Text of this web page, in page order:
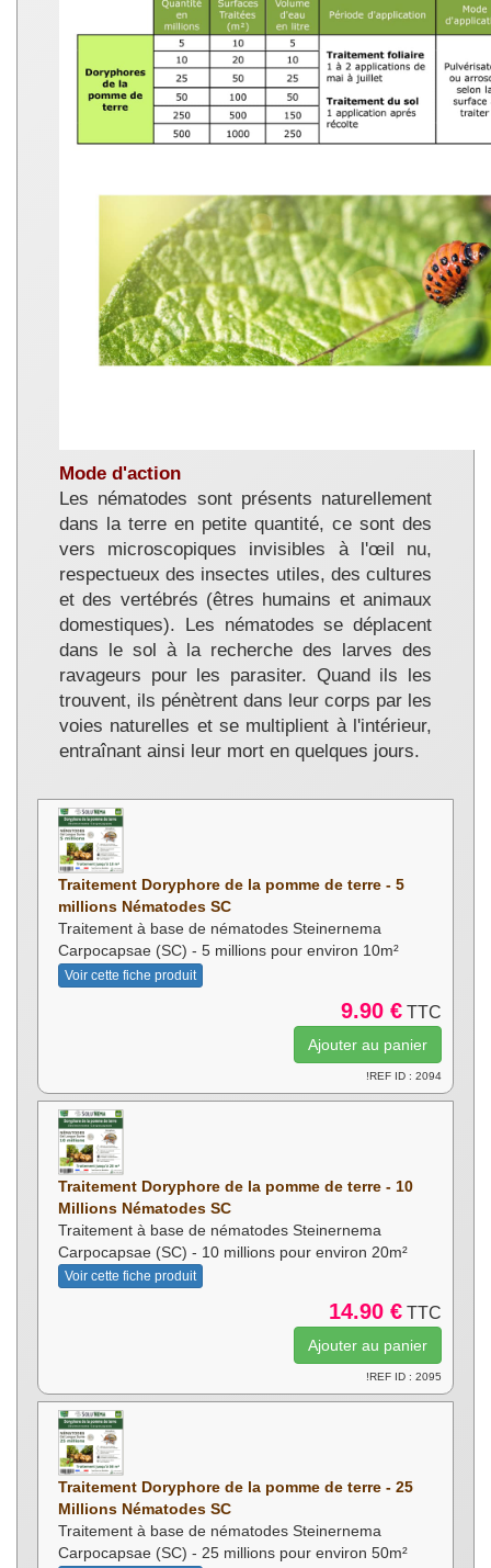
Mode d'action
Les nématodes sont présents naturellement
dans la terre en petite quantité, ce sont des
vers microscopiques invisibles à l'œil nu,
respectueux des insectes utiles, des cultures
et des vertébrés (êtres humains et animaux
domestiques). Les nématodes se déplacent
dans le sol à la recherche des larves des
ravageurs pour les parasiter. Quand ils les
trouvent, ils pénètrent dans leur corps par les
voies naturelles et se multiplient à l'intérieur,
entraînant ainsi leur mort en quelques jours.
Traitement Doryphore de la pomme de terre - 5
millions Nématodes SC
Traitement à base de nématodes Steinernema
Carpocapsae (SC) - 5 millions pour environ 10m²
Voir cette fiche produit
9.90 € TTC
!REF ID : 2094
Traitement Doryphore de la pomme de terre - 10
Millions Nématodes SC
Traitement à base de nématodes Steinernema
Carpocapsae (SC) - 10 millions pour environ 20m²
Voir cette fiche produit
14.90 € TTC
!REF ID : 2095
Traitement Doryphore de la pomme de terre - 25
Millions Nématodes SC
Traitement à base de nématodes Steinernema
Carpocapsae (SC) - 25 millions pour environ 50m²